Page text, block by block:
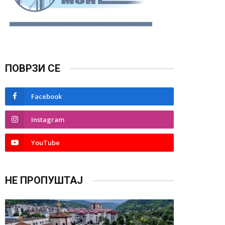
ПОВРЗИ СЕ
Facebook
Instagram
YouTube
НЕ ПРОПУШТАЈ